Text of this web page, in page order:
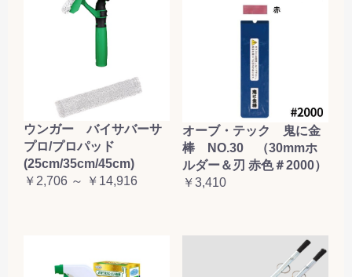
ウンガー バイサバーサ
プロ/プロパッド
(25cm/35cm/45cm)
￥2,706 ～ ￥14,916
オーブ・テック 鬼に金
棒 NO.30 （30mmホ
ルダー＆刃 赤色＃2000）
￥3,410